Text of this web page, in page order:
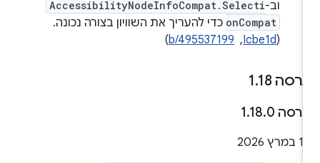
וב-AccessibilityNodeInfoCompat.Selecti
onCompatכדי להעריך את השוויון בצורה נכונה.
Icbe1d
, ‏
b/495537199
)
1
.18
1
.18 .0